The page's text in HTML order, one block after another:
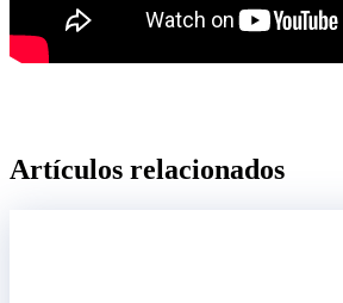
Artículos relacionados​